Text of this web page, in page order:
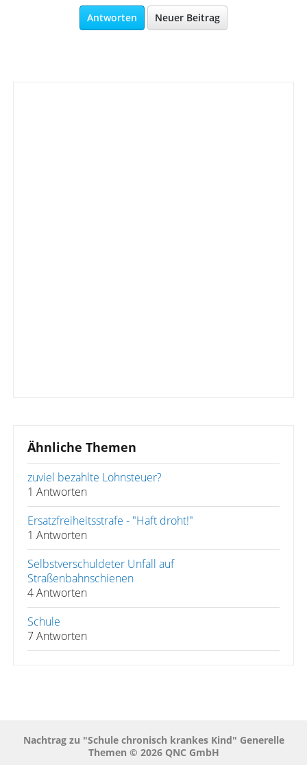
Antworten Neuer Beitrag
Ähnliche Themen
zuviel bezahlte Lohnsteuer?
1 Antworten
Ersatzfreiheitsstrafe - "Haft droht!"
1 Antworten
Selbstverschuldeter Unfall auf
Straßenbahnschienen
4 Antworten
Schule
7 Antworten
Nachtrag zu "Schule chronisch krankes Kind" Generelle
Themen © 2026 QNC GmbH